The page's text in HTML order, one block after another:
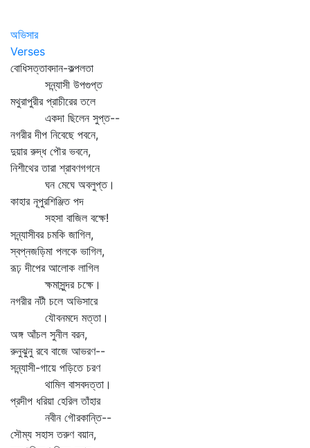
অভিসার
Verses
বোধিসত্তাবদান-কল্পলতা
সন্ন্যাসী উপগুপ্ত
মথুরাপুরীর প্রাচীরের তলে
একদা ছিলেন সুপ্ত--
নগরীর দীপ নিবেছে পবনে,
দুয়ার রুদ্ধ পৌর ভবনে,
নিশীথের তারা শ্রাবণগগনে
ঘন মেঘে অবলুপ্ত।
কাহার নূপুরশিঞ্জিত পদ
সহসা বাজিল বক্ষে!
সন্ন্যাসীবর চমকি জাগিল,
স্বপ্নজড়িমা পলকে ভাগিল,
রূঢ় দীপের আলোক লাগিল
ক্ষমাসুন্দর চক্ষে।
নগরীর নটী চলে অভিসারে
যৌবনমদে মত্তা।
অঙ্গ আঁচল সুনীল বরন,
রুনুঝুনু রবে বাজে আভরণ--
সন্ন্যাসী-গায়ে পড়িতে চরণ
থামিল বাসবদত্তা।
প্রদীপ ধরিয়া হেরিল তাঁহার
নবীন গৌরকান্তি--
সৌম্য সহাস তরুণ বয়ান,